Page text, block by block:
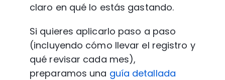
claro en qué lo estás gastando.
Si quieres aplicarlo paso a paso
(incluyendo cómo llevar el registro y
qué revisar cada mes),
preparamos una guía detallada